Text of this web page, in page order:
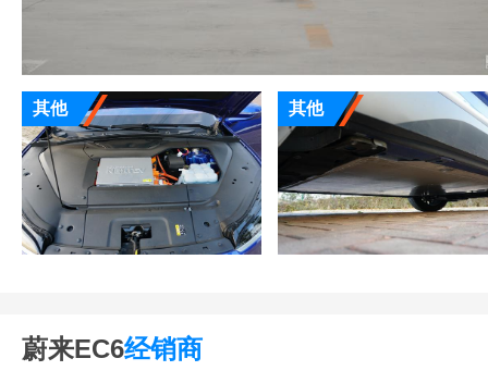
其他 其他
蔚来EC6经销商